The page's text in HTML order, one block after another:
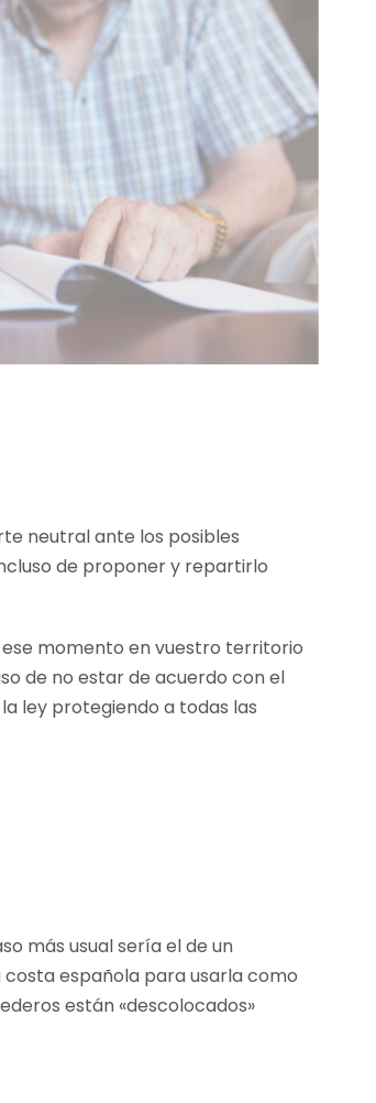
neutral ante los posibles
de proponer y repartirlo
momento en vuestro territorio
de no estar de acuerdo con el
ley protegiendo a todas las
más usual sería el de un
española para usarla como
están «descolocados»